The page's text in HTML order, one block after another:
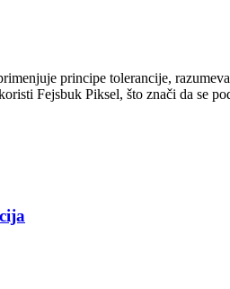
principe tolerancije,
Fejsbuk Piksel, što znači da se